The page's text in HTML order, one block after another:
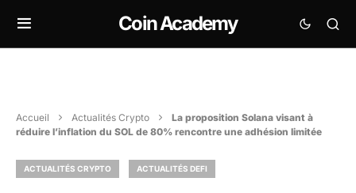
Coin Academy
Accueil Actualités Crypto
La proposition Solana visant à
réduire l’inflation du SOL de 80% rencontre une adhésion limitée
ACTUALITÉS CRYPTO ACTUALITÉS DEFI